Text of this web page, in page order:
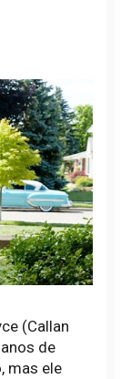
(Callan
de
mas ele